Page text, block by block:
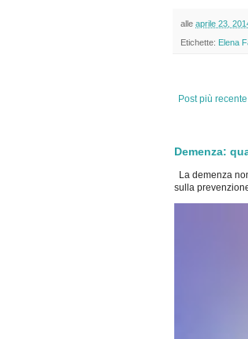
alle aprile 23,
Etichette: Elena
Post più recente
Demenza:
La demenza
sulla